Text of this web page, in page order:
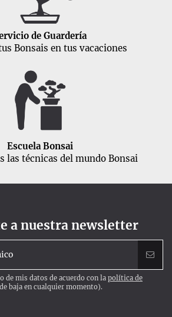
de Guardería
Bonsais en tus vacaciones
Escuela Bonsai
las técnicas del mundo Bonsai
a nuestra newsletter
de mis datos de acuerdo con la política de
baja en cualquier momento).